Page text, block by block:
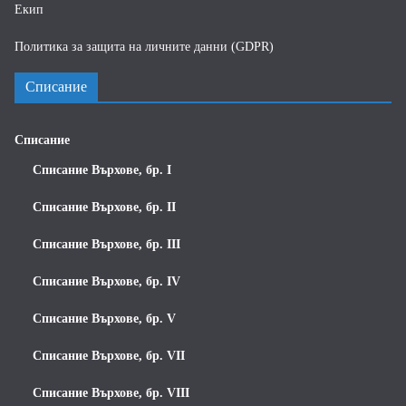
Екип
Политика за защита на личните данни (GDPR)
Списание
Списание
Списание Върхове, бр. I
Списание Върхове, бр. II
Списание Върхове, бр. III
Списание Върхове, бр. IV
Списание Върхове, бр. V
Списание Върхове, бр. VII
Списание Върхове, бр. VIII